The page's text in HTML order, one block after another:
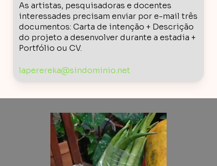
As artistas, pesquisadoras e docentes
interessades precisam enviar por e-mail três
documentos: Carta de intenção + Descrição
do projeto a desenvolver durante a estadia +
Portfólio ou CV.
laperereka@sindominio.net